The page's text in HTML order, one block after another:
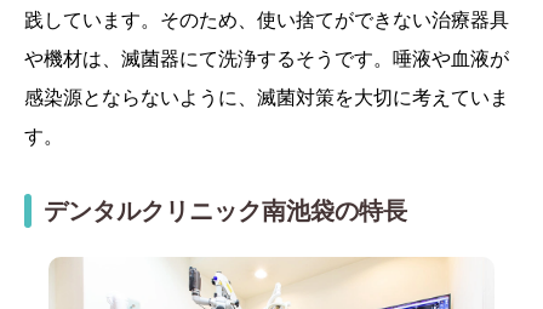
践しています。そのため、使い捨てができない治療器具
や機材は、滅菌器にて洗浄するそうです。唾液や血液が
感染源とならないように、滅菌対策を大切に考えていま
す。
デンタルクリニック南池袋の特長